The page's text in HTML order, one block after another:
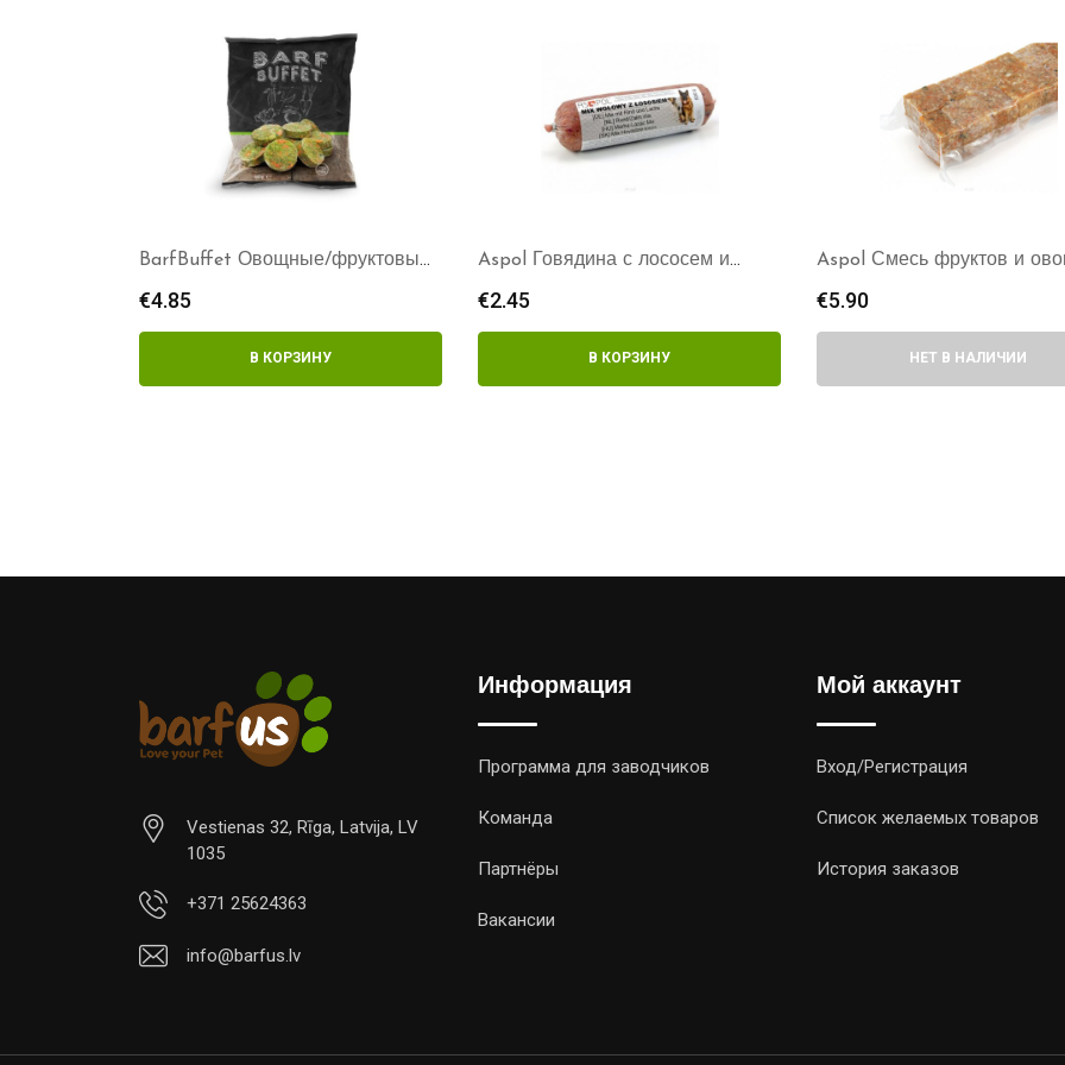
BarfBuffet Овощные/фруктовые
€4.85
В КОРЗИНУ
Aspol Говядина с лососем и
€2.45
В КОРЗИНУ
Aspol Смесь фруктов и
€5.90
НЕТ В НАЛИЧИИ
Vestienas 32, Rīga, Latvija, LV
1035
+371 25624363
info@barfus.lv
Информация
Программа для заводчиков
Команда
Партнёры
Вакансии
Мой аккаунт
Вход/Регистрация
Список желаемых товаров
История заказов